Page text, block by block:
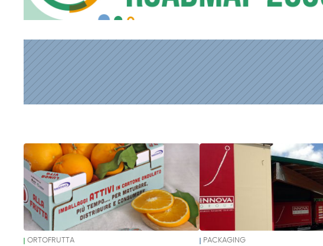
News
ORTOFRUTTA PACKAGING